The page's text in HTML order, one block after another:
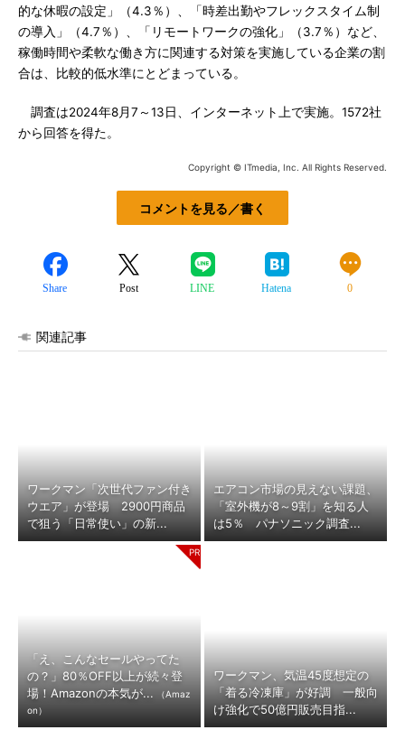
的な休暇の設定」（4.3％）、「時差出勤やフレックスタイム制
の導入」（4.7％）、「リモートワークの強化」（3.7％）など、
稼働時間や柔軟な働き方に関連する対策を実施している企業の割
合は、比較的低水準にとどまっている。
調査は2024年8月7～13日、インターネット上で実施。1572社
から回答を得た。
Copyright © ITmedia, Inc. All Rights Reserved.
コメントを見る／書く
Share Post LINE Hatena 0
関連記事
ワークマン「次世代ファン付き
ウエア」が登場 2900円商品
で狙う「日常使い」の新...
エアコン市場の見えない課題、
「室外機が8～9割」を知る人
は5％ パナソニック調査...
「え、こんなセールやってた
の？」80％OFF以上が続々登
場！Amazonの本気が...
（Amaz
on）
ワークマン、気温45度想定の
「着る冷凍庫」が好調 一般向
け強化で50億円販売目指...